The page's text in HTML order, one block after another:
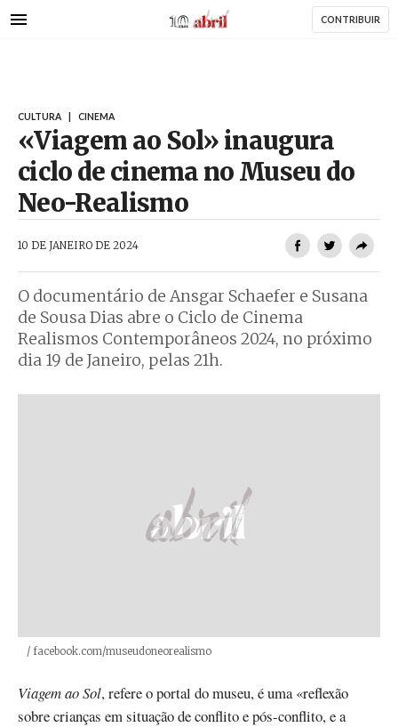
para
AbrilAbril CONTRIBUIR
CULTURA CINEMA
«Viagem ao Sol» inaugura
ciclo de cinema no Museu do
Neo-Realismo
10 DE JANEIRO DE 2024
O documentário de Ansgar Schaefer e Susana
de Sousa Dias abre o Ciclo de Cinema
Realismos Contemporâneos 2024, no próximo
dia 19 de Janeiro, pelas 21h.
Créditos
/ facebook.com/museudoneorealismo
Viagem ao Sol, refere o portal do museu, é uma «reflexão
sobre crianças em situação de conflito e pós-conflito, e a